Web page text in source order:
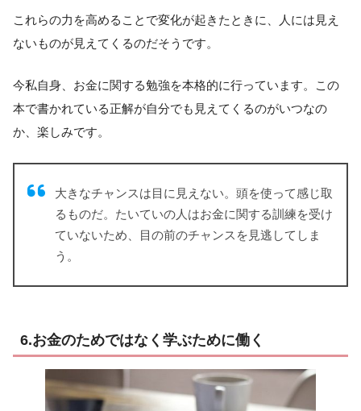
これらの力を高めることで変化が起きたときに、人には見え
ないものが見えてくるのだそうです。
今私自身、お金に関する勉強を本格的に行っています。この
本で書かれている正解が自分でも見えてくるのがいつなの
か、楽しみです。
大きなチャンスは目に見えない。頭を使って感じ取
るものだ。たいていの人はお金に関する訓練を受け
ていないため、目の前のチャンスを見逃してしま
う。
6.お金のためではなく学ぶために働く